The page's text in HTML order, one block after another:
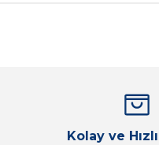
Kolay ve